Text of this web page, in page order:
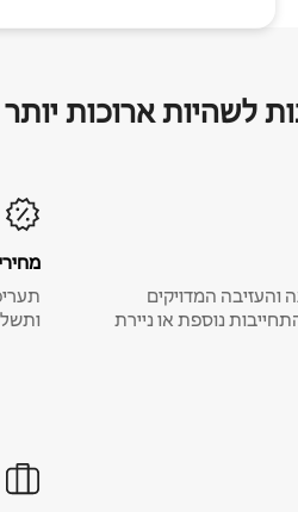
לשהיות ארוכות יותר
והעזיבה המדויקים
נוספת או ניירת